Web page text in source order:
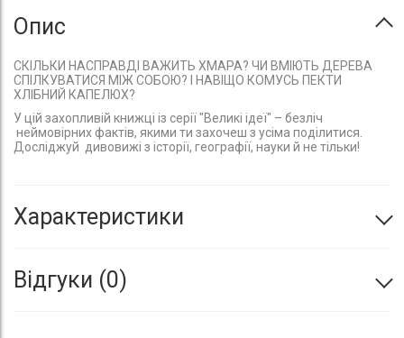
Опис
СКІЛЬКИ НАСПРАВДІ ВАЖИТЬ ХМАРА? ЧИ ВМІЮТЬ ДЕРЕВА
СПІЛКУВАТИСЯ МІЖ СОБОЮ? І НАВІЩО КОМУСЬ ПЕКТИ
ХЛІБНИЙ КАПЕЛЮХ?
У цій захопливій книжці із серії "Великі ідеї" – безліч
неймовірних фактів, якими ти захочеш з усіма поділитися.
Досліджуй дивовижі з історії, географії, науки й не тільки!
Характеристики
Відгуки 0